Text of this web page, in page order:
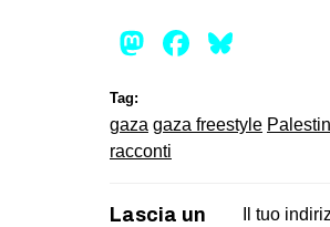
Mastodon
Facebook
Tag:
gaza gaza freestyle
racconti
Lascia un
Il tuo